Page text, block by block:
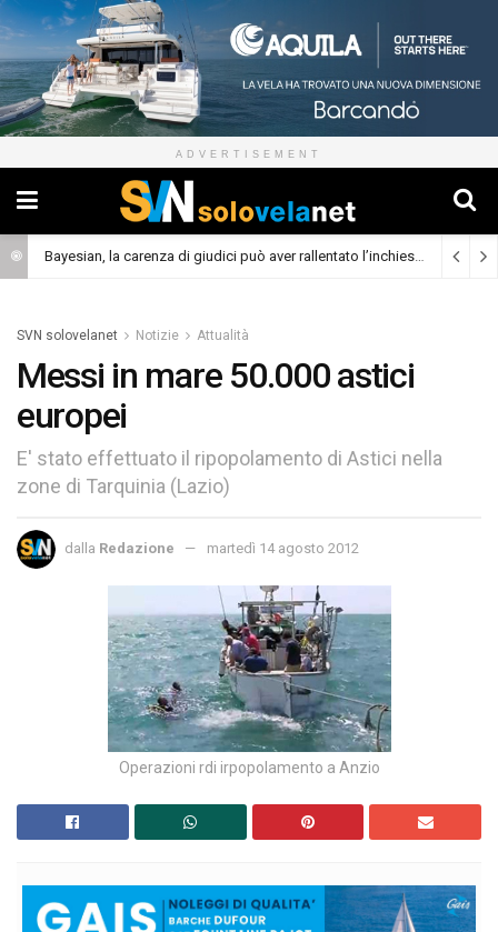
ADVERTISEMENT
Bayesian, la carenza di giudici può aver rallentato l’inchiesta (Cronaca)
SVN solovelanet Notizie Attualità
Messi in mare 50.000 astici
europei
E' stato effettuato il ripopolamento di Astici nella
zone di Tarquinia (Lazio)
dalla Redazione martedì 14 agosto 2012
Operazioni rdi irpopolamento a Anzio